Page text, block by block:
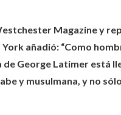
Magazine y
añadió: “Como
de George Latimer está
y musulmana, y no